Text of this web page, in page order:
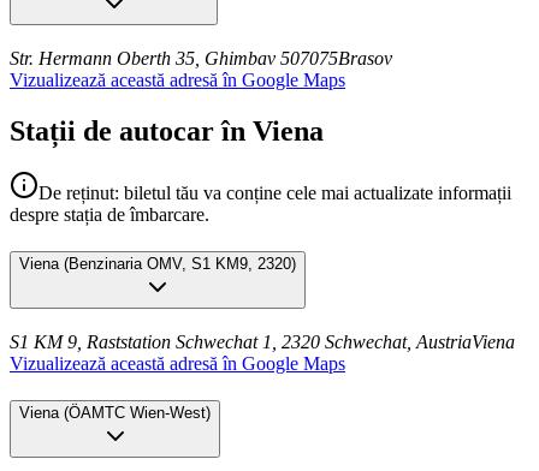
Str. Hermann Oberth 35, Ghimbav 507075Brasov
Vizualizează această adresă în Google Maps
Stații de autocar în Viena
De reținut: biletul tău va conține cele mai actualizate informații
despre stația de îmbarcare.
Viena(Benzinaria OMV, S1 KM9, 2320)
S1 KM 9, Raststation Schwechat 1, 2320 Schwechat, AustriaViena
Vizualizează această adresă în Google Maps
Viena (ÖAMTC Wien-West)